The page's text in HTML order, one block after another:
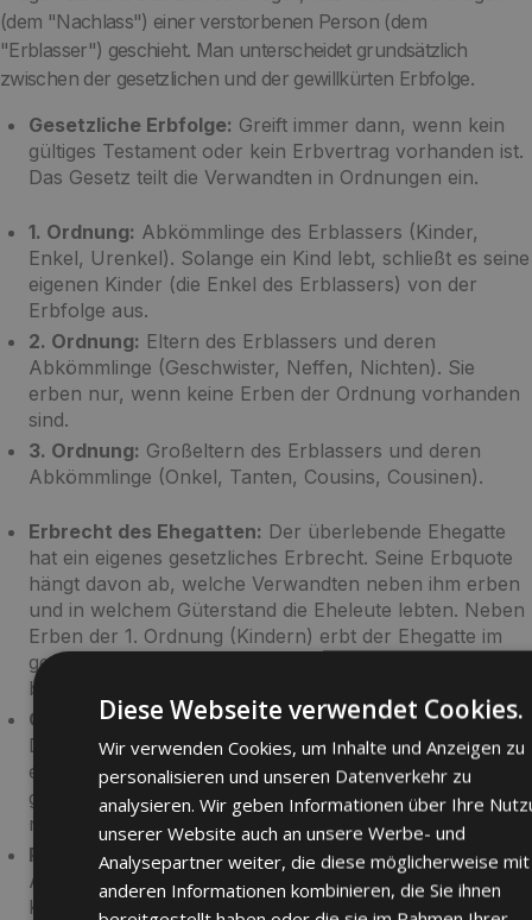
(dem "Nachlass") einer verstorbenen Person (dem
"Erblasser") geschieht. Man unterscheidet grundsätzlich
zwischen der gesetzlichen und der gewillkürten Erbfolge.
Gesetzliche Erbfolge: Greift immer dann, wenn kein
gültiges Testament oder kein Erbvertrag vorhanden ist.
Das Gesetz teilt die Verwandten in Ordnungen ein.
1. Ordnung: Abkömmlinge des Erblassers (Kinder,
Enkel, Urenkel). Solange ein Kind lebt, schließt es seine
eigenen Kinder (die Enkel des Erblassers) von der
Erbfolge aus.
2. Ordnung: Eltern des Erblassers und deren
Abkömmlinge (Geschwister, Neffen, Nichten). Sie
erben nur, wenn keine Erben der Ordnung vorhanden
sind.
3. Ordnung: Großeltern des Erblassers und deren
Abkömmlinge (Onkel, Tanten, Cousins, Cousinen).
Erbrecht des Ehegatten: Der überlebende Ehegatte
hat ein eigenes gesetzliches Erbrecht. Seine Erbquote
hängt davon ab, welche Verwandten neben ihm erben
und in welchem Güterstand die Eheleute lebten. Neben
Erben der 1. Ordnung (Kindern) erbt der Ehegatte im
gesetzlichen Güterstand der Zugewinngemeinschaft
beispielsweise die Hälfte des Nachlasses.
Gewillkürte Erbfolge (Testament & Erbvertrag):
Durch ein Testament (eigenhändig oder notariell) oder
einen Erbvertrag (notariell) kann der Erblasser von der
gesetzlichen Erbfolge abweichen und sein Vermögen
nach seinen eigenen Wünschen verteilen.
Pflichtteilsrecht:Das Gesetz schützt die engsten
Angehörigen vor einer vollständigen Enterbung.
Kindern, dem Ehepartner und den Eltern (falls der
Diese Webseite verwendet Cookies.
Wir verwenden Cookies, um Inhalte und Anzeigen zu
personalisieren und unseren Datenverkehr zu
analysieren. Wir geben Informationen über Ihre
unserer Website auch an unsere Werbe- und
Analysepartner weiter, die diese möglicherweise mit
anderen Informationen kombinieren, die Sie ihnen